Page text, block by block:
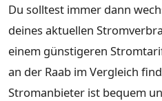
Du solltest immer dann
deines aktuellen
einem günstigeren
an der Raab im Vergleich
Stromanbieter ist bequem